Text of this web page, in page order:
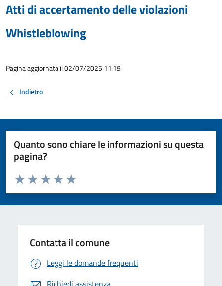
Atti di accertamento delle violazioni
Whistleblowing
Pagina aggiornata il 02/07/2025 11:19
Indietro
Quanto sono chiare le informazioni su questa
pagina?
Valuta da 1 a 5 stelle la pagina
Valuta 5 stelle su 5
Valuta 4 stelle su 5
Valuta 3 stelle su 5
Valuta 2 stelle su 5
Valuta 1 stelle su 5
Contatta il comune
Leggi le domande frequenti
Richiedi assistenza